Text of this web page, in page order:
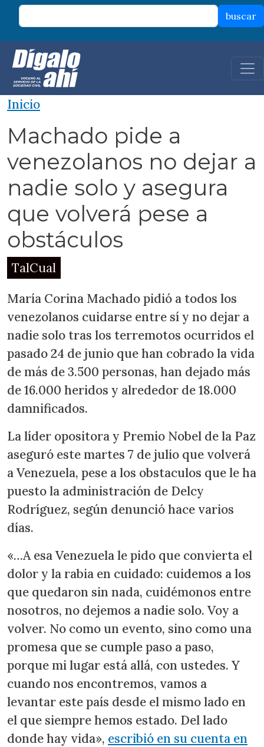
Pasar al contenido principal
buscar
Inicio
Machado pide a
venezolanos no dejar a
nadie solo y asegura
que volverá pese a
obstáculos
TalCual
María Corina Machado pidió a todos los
venezolanos cuidarse entre sí y no dejar a
nadie solo tras los terremotos ocurridos el
pasado 24 de junio que han cobrado la vida
de más de 3.500 personas, han dejado más
de 16.000 heridos y alrededor de 18.000
damnificados.
La líder opositora y Premio Nobel de la Paz
aseguró este martes 7 de julio que volverá
a Venezuela, pese a los obstaculos que le ha
puesto la administración de Delcy
Rodríguez, según denunció hace varios
días.
«…A esa Venezuela le pido que convierta el
dolor y la rabia en cuidado: cuidemos a los
que quedaron sin nada, cuidémonos entre
nosotros, no dejemos a nadie solo. Voy a
volver. No como un evento, sino como una
promesa que se cumple paso a paso,
porque mi lugar está allá, con ustedes. Y
cuando nos encontremos, vamos a
levantar este país desde el mismo lado en
el que siempre hemos estado. Del lado
donde hay vida», escribió en su cuenta en